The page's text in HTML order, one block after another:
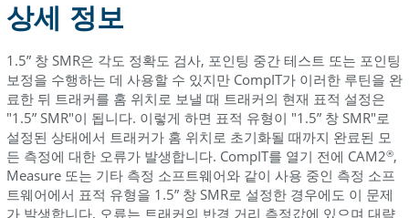
상세 정보
1.5” 창 SMR은 각도 정확도 검사, 포인팅 중간 테스트 또는 포인팅
보정을 수행하는 데 사용할 수 있지만 CompIT가 이러한 루틴을 완
료한 뒤 트래커를 홈 위치로 보낼 때 트래커의 현재 표적 설정은
"1.5” SMR"이 됩니다. 이렇게 하면 표적 유형이 "1.5” 창 SMR"로
설정된 상태에서 트래커가 홈 위치로 초기화될 때까지 완료된 모
든 측정에 대한 오류가 발생합니다. CompIT를 열기 전에 CAM2®,
Measure 또는 기타 측정 소프트웨어와 같이 사용 중인 측정 소프
트웨어에서 표적 유형을 1.5” 창 SMR로 설정한 경우에도 이 문제
가 발생합니다. 오류는 트래커의 반경 거리 측정값에 있으며 대략